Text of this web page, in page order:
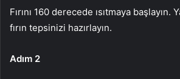
Fırını 160 derecede ısıtmaya başlayın.
fırın tepsinizi hazırlayın.
Adım 2